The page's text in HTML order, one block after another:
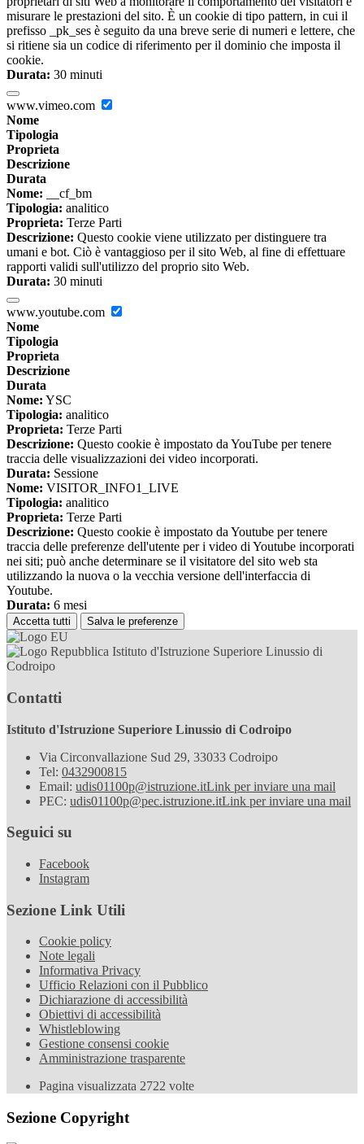
misurare le prestazioni del sito. È un cookie di tipo pattern, in cui il
prefisso _pk_ses è seguito da una breve serie di numeri e lettere, che
si ritiene sia un codice di riferimento per il dominio che imposta il
cookie.
Durata: 30 minuti
www.vimeo.com
Nome
Tipologia
Proprieta
Descrizione
Durata
Nome: __cf_bm
Tipologia: analitico
Proprieta: Terze Parti
Descrizione: Questo cookie viene utilizzato per distinguere tra
umani e bot. Ciò è vantaggioso per il sito Web, al fine di effettuare
rapporti validi sull'utilizzo del proprio sito Web.
Durata: 30 minuti
www.youtube.com
Nome
Tipologia
Proprieta
Descrizione
Durata
Nome: YSC
Tipologia: analitico
Proprieta: Terze Parti
Descrizione: Questo cookie è impostato da YouTube per tenere
traccia delle visualizzazioni dei video incorporati.
Durata: Sessione
Nome: VISITOR_INFO1_LIVE
Tipologia: analitico
Proprieta: Terze Parti
Descrizione: Questo cookie è impostato da Youtube per tenere
traccia delle preferenze dell'utente per i video di Youtube incorporati
nei siti; può anche determinare se il visitatore del sito web sta
utilizzando la nuova o la vecchia versione dell'interfaccia di
Youtube.
Durata: 6 mesi
Accetta tutti Salva le preferenze
Istituto d'Istruzione Superiore Linussio di
Codroipo
Contatti
Istituto d'Istruzione Superiore Linussio di Codroipo
Via Circonvallazione Sud 29, 33033 Codroipo
Tel: 0432900815
Email: udis01100p@istruzione.itLink per inviare una mail
PEC: udis01100p@pec.istruzione.itLink per inviare una mail
Seguici su
Facebook
Instagram
Sezione Link Utili
Cookie policy
Note legali
Informativa Privacy
Ufficio Relazioni con il Pubblico
Dichiarazione di accessibilità
Obiettivi di accessibilità
Whistleblowing
Gestione consensi cookie
Amministrazione trasparente
Pagina visualizzata 2722 volte
Sezione Copyright